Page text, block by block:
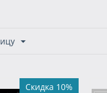
Скидка 10%